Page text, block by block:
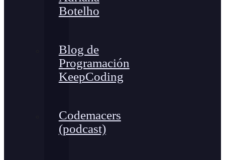
Botelho
Blog de
Programación
KeepCoding
Codemacers
(podcast)